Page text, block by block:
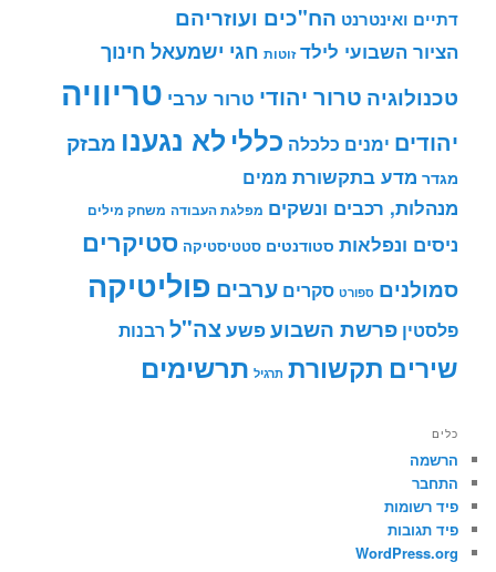
דתיים ואינטרנט הח"כים ועוזריהם
הציור השבועי לילד זוטות חגי ישמעאל חינוך
טכנולוגיה טרור יהודי טרור ערבי טריוויה
יהודים ימנים כלכלה כללי לא נגענו מבזק
מגדר מדע בתקשורת ממים
מנהלות, רכבים ונשקים מפלגת העבודה משחק מילים
ניסים ונפלאות סטודנטים סטטיסטיקה סטיקרים
סמולנים ספורט סקרים ערבים פוליטיקה
פלסטין פרשת השבועפשעצה"ל רבנות
שירים תקשורת תרגיל תרשימים
כלים
הרשמה
התחבר
פיד רשומות
פיד תגובות
WordPress.org